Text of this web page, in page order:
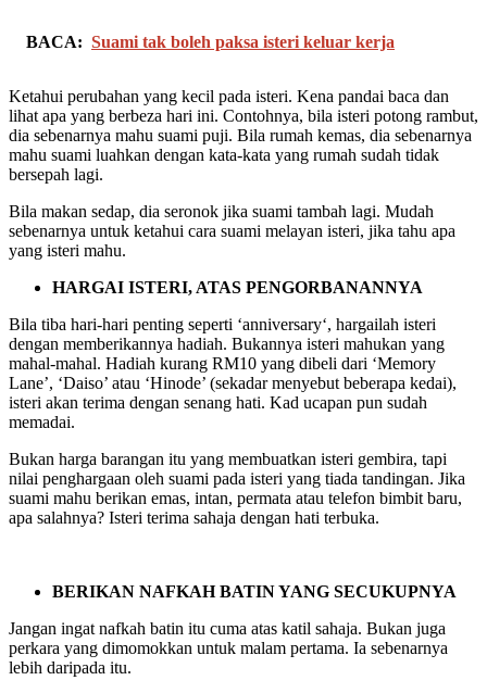
BACA: Suami tak boleh paksa isteri keluar kerja
Ketahui perubahan yang kecil pada isteri. Kena pandai baca dan
lihat apa yang berbeza hari ini. Contohnya, bila isteri potong rambut,
dia sebenarnya mahu suami puji. Bila rumah kemas, dia sebenarnya
mahu suami luahkan dengan kata-kata yang rumah sudah tidak
bersepah lagi.
Bila makan sedap, dia seronok jika suami tambah lagi. Mudah
sebenarnya untuk ketahui cara suami melayan isteri, jika tahu apa
yang isteri mahu.
HARGAI ISTERI, ATAS PENGORBANANNYA
Bila tiba hari-hari penting seperti ‘anniversary‘, hargailah isteri
dengan memberikannya hadiah. Bukannya isteri mahukan yang
mahal-mahal. Hadiah kurang RM10 yang dibeli dari ‘Memory
Lane’, ‘Daiso’ atau ‘Hinode’ (sekadar menyebut beberapa kedai),
isteri akan terima dengan senang hati. Kad ucapan pun sudah
memadai.
Bukan harga barangan itu yang membuatkan isteri gembira, tapi
nilai penghargaan oleh suami pada isteri yang tiada tandingan. Jika
suami mahu berikan emas, intan, permata atau telefon bimbit baru,
apa salahnya? Isteri terima sahaja dengan hati terbuka.
BERIKAN NAFKAH BATIN YANG SECUKUPNYA
Jangan ingat nafkah batin itu cuma atas katil sahaja. Bukan juga
perkara yang dimomokkan untuk malam pertama. Ia sebenarnya
lebih daripada itu.